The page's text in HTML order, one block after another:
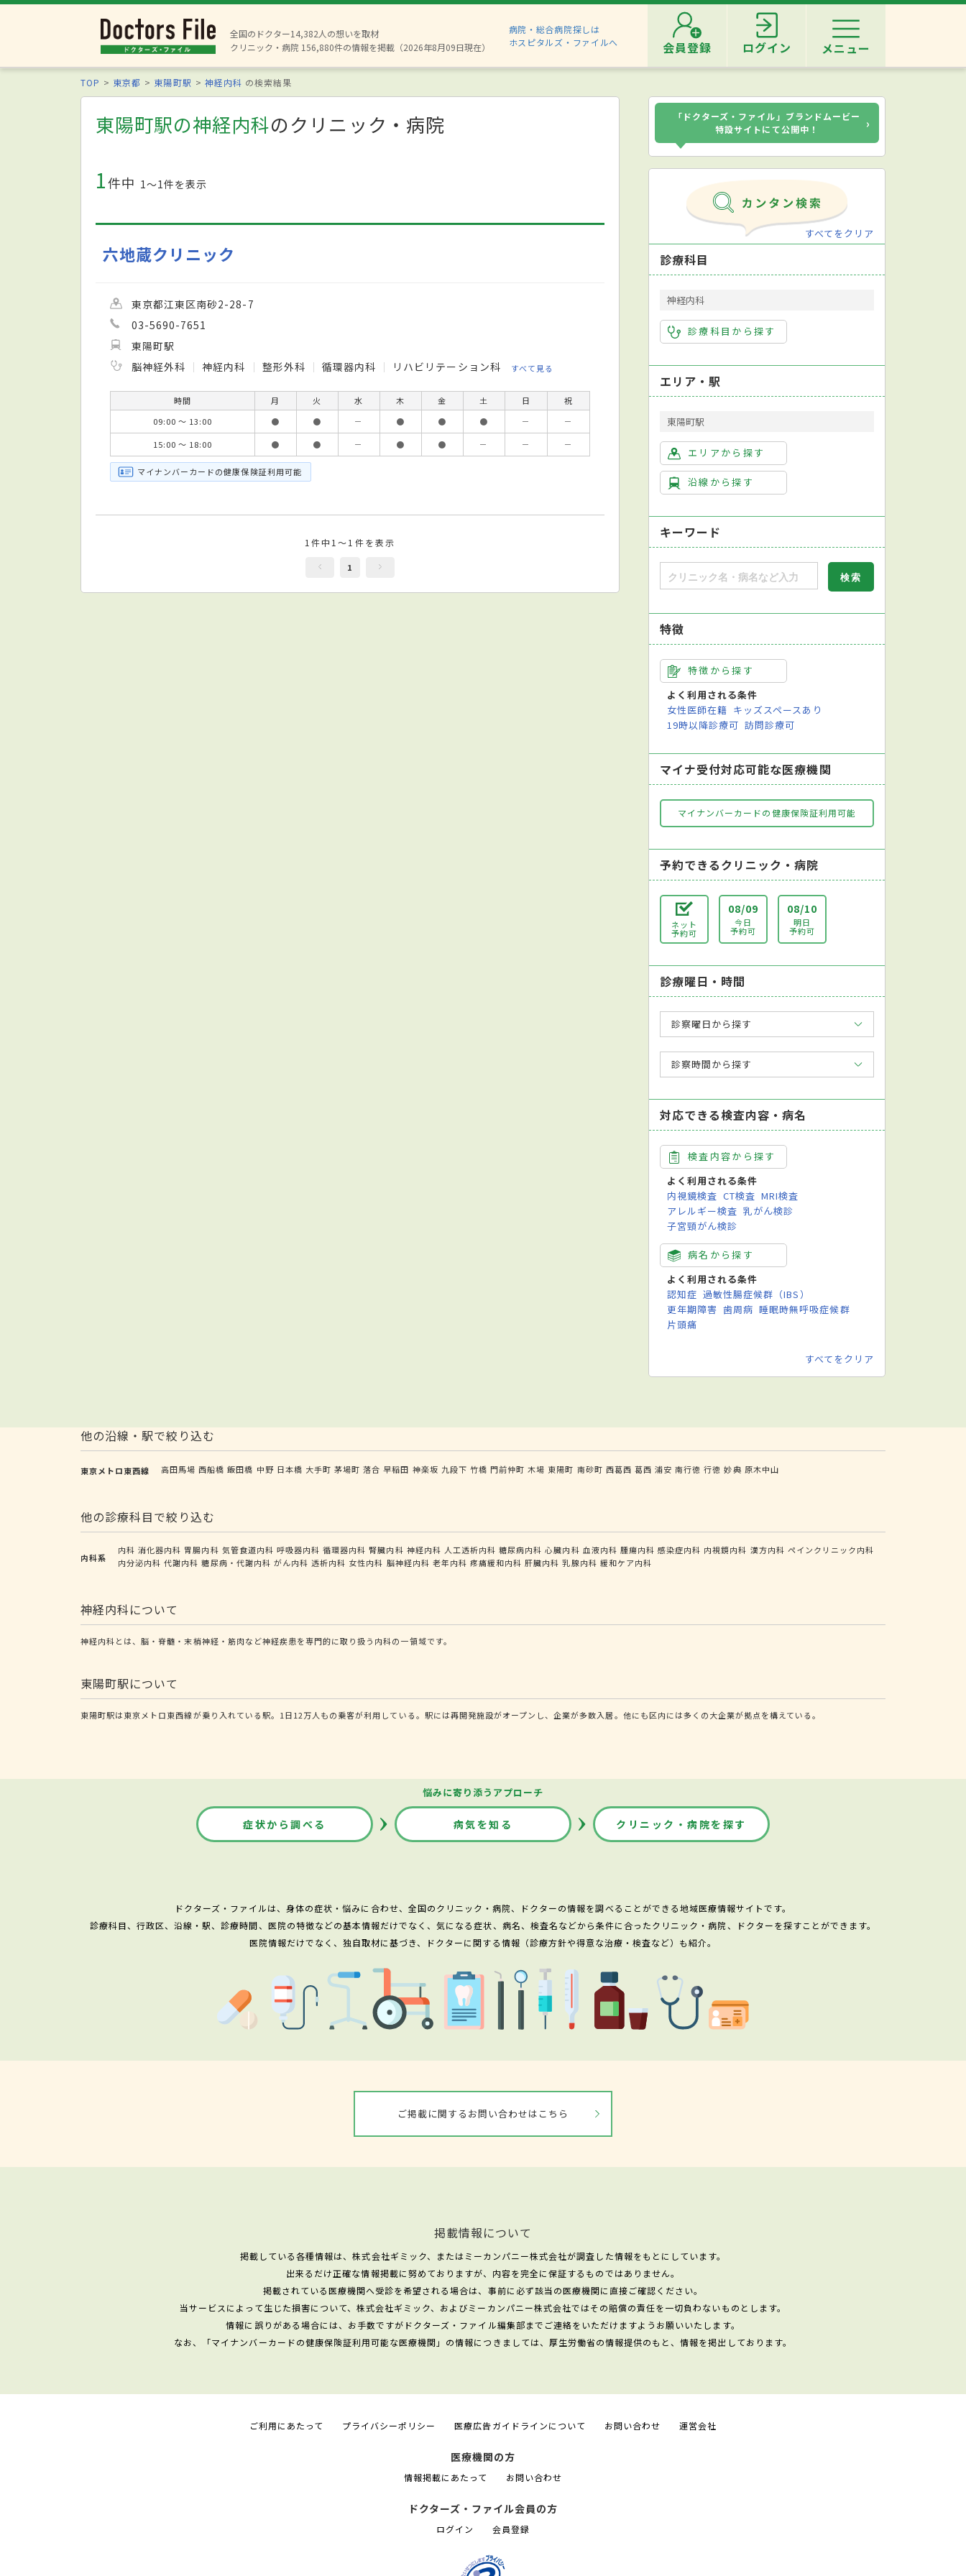
全国のドクター14,382人の想いを取材
クリニック・病院 156,880件の情報を掲載（2026年8月09日現在）
病院・総合病院探しは
ホスピタルズ・ファイルへ
会員登録 ログイン メニュー
TOP 東京都 東陽町駅 神経内科 の検索結果
東陽町駅の神経内科のクリニック・病院
1件中 1〜1件を表示
六地蔵クリニック
東京都江東区南砂2-28-7
03-5690-7651
東陽町駅
脳神経外科
神経内科 整形外科 循環器内科 リハビリテーション科 すべて見る
時間 月 火 水 木 金 土 日
祝
09:00 ～ 13:00
● ● － ● ● ● －
－
15:00 ～ 18:00
● ● － ● ● － － －
マイナンバーカードの健康保険証利用可能
1件中1～1件を表示
1
「ドクターズ・ファイル」ブランドムービー
特設サイトにて公開中！
›
すべてをクリア
診療科目
神経内科
診療科目から探す
エリア・駅
東陽町駅
エリアから探す
沿線から探す
キーワード
特徴
特徴から探す
よく利用される条件
女性医師在籍 キッズスペースあり
19時以降診療可 訪問診療可
マイナ受付対応可能な医療機関
マイナンバーカードの健康保険証利用可能
予約できるクリニック・病院
ネット
予約可
08/09
今日
予約可
08/10
明日
予約可
診療曜日・時間
診察曜日から探す
診察時間から探す
対応できる検査内容・病名
検査内容から探す
よく利用される条件
内視鏡検査 CT検査 MRI検査
アレルギー検査 乳がん検診
子宮頸がん検診
病名から探す
よく利用される条件
認知症 過敏性腸症候群（IBS）
更年期障害 歯周病 睡眠時無呼吸症候群
片頭痛
すべてをクリア
他の沿線・駅で絞り込む
東京メトロ東西線 高田馬場 西船橋 飯田橋 中野 日本橋 大手町 茅場町 落合 早稲田 神楽坂 九段下 竹橋 門前仲町 木場 東陽町 南砂町 西葛西 葛西 浦安 南行徳 行徳 妙典 原木中山
他の診療科目で絞り込む
内科系
内科 消化器内科 胃腸内科 気管食道内科 呼吸器内科 循環器内科 腎臓内科 神経内科 人工透析内科 糖尿病内科 心臓内科 血液内科 腫瘍内科 感染症内科 内視鏡内科 漢方内科 ペインクリニック内科
内分泌内科 代謝内科 糖尿病・代謝内科 がん内科 透析内科 女性内科 脳神経内科 老年内科 疼痛緩和内科 肝臓内科 乳腺内科 緩和ケア内科
神経内科について
神経内科とは、脳・脊髄・末梢神経・筋肉など神経疾患を専門的に取り扱う内科の一領域です。
東陽町駅について
東陽町駅は東京メトロ東西線が乗り入れている駅。1日12万人もの乗客が利用している。駅には再開発施設がオープンし、企業が多数入居。他にも区内には多くの大企業が拠点を構えている。
悩みに寄り添うアプローチ
症状から調べる 病気を知る クリニック・病院を探す
ドクターズ・ファイルは、身体の症状・悩みに合わせ、全国のクリニック・病院、ドクターの情報を調べることができる地域医療情報サイトです。
診療科目、行政区、沿線・駅、診療時間、医院の特徴などの基本情報だけでなく、気になる症状、病名、検査名などから条件に合ったクリニック・病院、ドクターを探すことができます。
医院情報だけでなく、独自取材に基づき、ドクターに関する情報（診療方針や得意な治療・検査など）も紹介。
ご掲載に関するお問い合わせはこちら
掲載情報について
掲載している各種情報は、株式会社ギミック、またはミーカンパニー株式会社が調査した情報をもとにしています。
出来るだけ正確な情報掲載に努めておりますが、内容を完全に保証するものではありません。
掲載されている医療機関へ受診を希望される場合は、事前に必ず該当の医療機関に直接ご確認ください。
当サービスによって生じた損害について、株式会社ギミック、およびミーカンパニー株式会社ではその賠償の責任を一切負わないものとします。
情報に誤りがある場合には、お手数ですがドクターズ・ファイル編集部までご連絡をいただけますようお願いいたします。
なお、「マイナンバーカードの健康保険証利用可能な医療機関」の情報につきましては、厚生労働省の情報提供のもと、情報を掲出しております。
ご利用にあたって プライバシーポリシー 医療広告ガイドラインについて お問い合わせ 運営会社
医療機関の方
情報掲載にあたって お問い合わせ
ドクターズ・ファイル会員の方
ログイン 会員登録